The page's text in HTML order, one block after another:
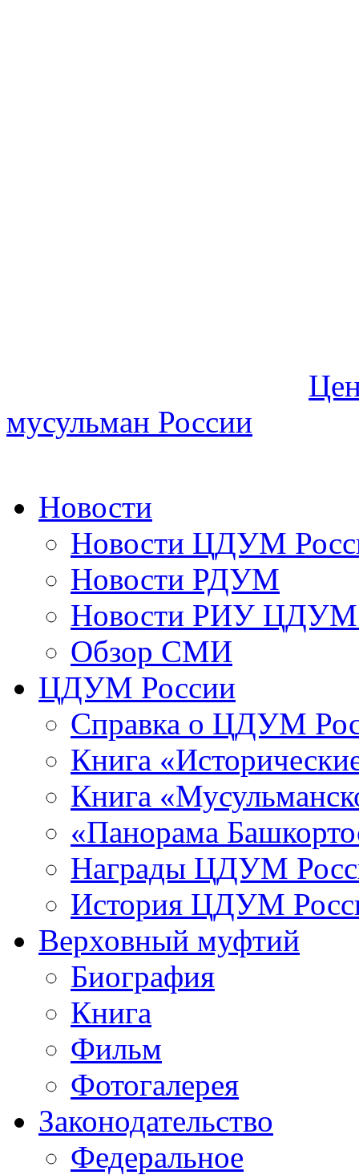
мусульман России
Новости
Новости ЦДУМ
Новости РДУМ
Новости РИУ ЦДУМ
Обзор СМИ
ЦДУМ России
Справка о ЦДУМ
Книга
Книга
«Панорама
Награды ЦДУМ
История ЦДУМ
Верховный муфтий
Биография
Книга
Фильм
Фотогалерея
Законодательство
Федеральное